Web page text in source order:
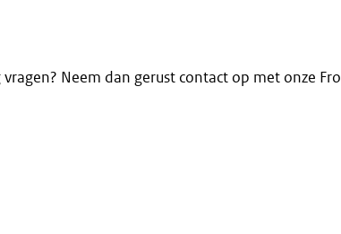
Neem dan gerust contact op met onze